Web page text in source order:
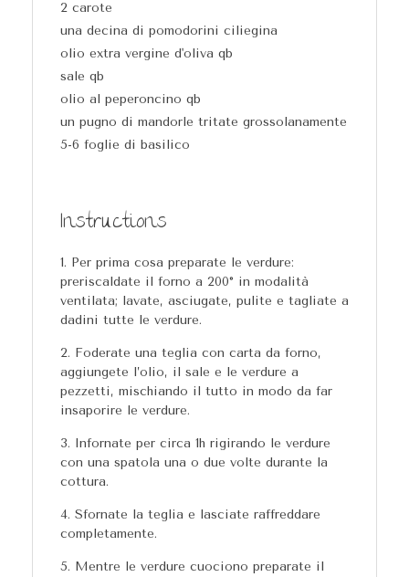
2 carote
una decina di pomodorini ciliegina
olio extra vergine d'oliva qb
sale qb
olio al peperoncino qb
un pugno di mandorle tritate grossolanamente
5-6 foglie di basilico
Instructions
Per prima cosa preparate le verdure:
preriscaldate il forno a 200° in modalità
ventilata; lavate, asciugate, pulite e tagliate a
dadini tutte le verdure.
Foderate una teglia con carta da forno,
aggiungete l’olio, il sale e le verdure a
pezzetti, mischiando il tutto in modo da far
insaporire le verdure.
Infornate per circa 1h rigirando le verdure
con una spatola una o due volte durante la
cottura.
Sfornate la teglia e lasciate raffreddare
completamente.
Mentre le verdure cuociono preparate il